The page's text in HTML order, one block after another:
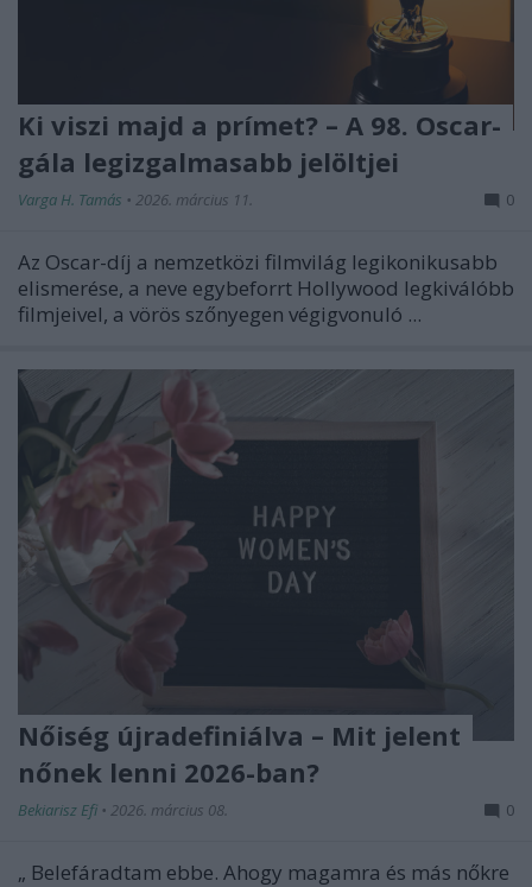
Ki viszi majd a prímet? – A 98. Oscar-
gála legizgalmasabb jelöltjei
Varga H. Tamás • 2026. március 11. 0
Az Oscar-díj a nemzetközi filmvilág legikonikusabb
elismerése, a neve egybeforrt Hollywood legkiválóbb
filmjeivel, a vörös szőnyegen végigvonuló ...
Nőiség újradefiniálva – Mit jelent
nőnek lenni 2026-ban?
Bekiarisz Efi • 2026. március 08. 0
„ Belefáradtam ebbe. Ahogy magamra és más nőkre